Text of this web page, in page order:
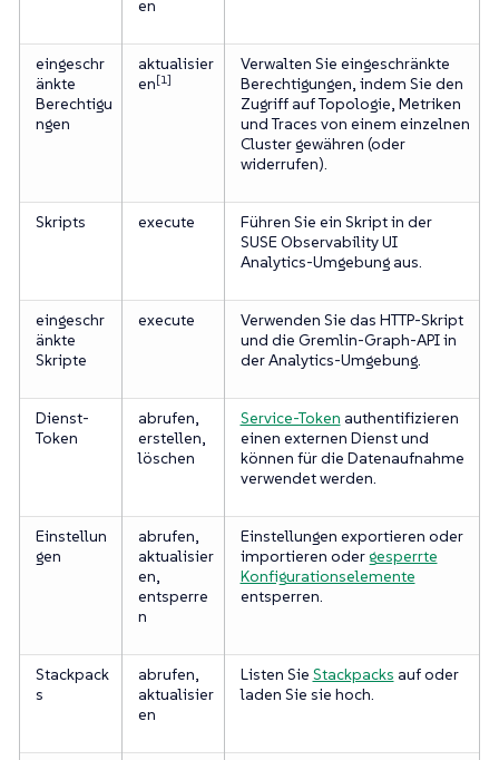
en
eingeschr
änkte
Berechtigu
ngen
aktualisier
en[1]
Verwalten Sie eingeschränkte
Berechtigungen, indem Sie den
Zugriff auf Topologie, Metriken
und Traces von einem einzelnen
Cluster gewähren (oder
widerrufen).
Skripts execute
Führen Sie ein Skript in der
SUSE Observability UI
Analytics-Umgebung aus.
eingeschr
änkte
Skripte
execute
Verwenden Sie das HTTP-Skript
und die Gremlin-Graph-API in
der Analytics-Umgebung.
Dienst-
Token
abrufen,
erstellen,
löschen
Service-Token authentifizieren
einen externen Dienst und
können für die Datenaufnahme
verwendet werden.
Einstellun
gen
abrufen,
aktualisier
en,
entsperre
n
Einstellungen exportieren oder
importieren odergesperrte
Konfigurationselemente
entsperren.
Stackpack
s
abrufen,
aktualisier
en
Listen Sie Stackpacks auf oder
laden Sie sie hoch.